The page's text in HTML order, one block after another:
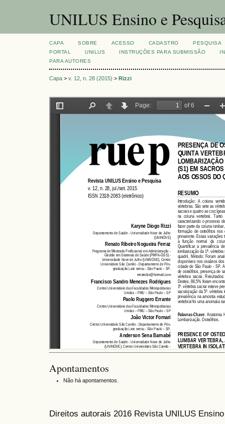
UNILUS Ensino e
CAPA SOBRE ACESSO CADASTRO
PESQUISA
PORTAL
UNILUS INSTRUÇÕES PARA SUBMISSÃO
PARA AUTORES
Capa > v. 12, n. 28 (2015) > Rizzi
Apontamentos
Não há apontamentos.
Direitos autorais 2016 Revista UNILUS